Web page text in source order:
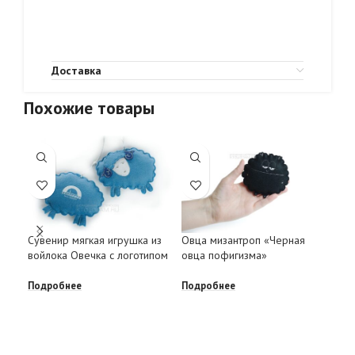
Доставка
Похожие товары
Сувенир мягкая игрушка из
войлока Овечка с логотипом
Подробнее
Овца мизантроп «Черная
овца пофигизма»
Подробнее